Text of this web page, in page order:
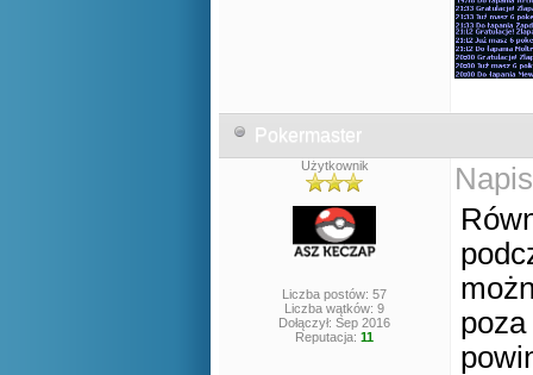
Pokermaster
Użytkownik
Liczba postów: 57
Liczba wątków: 9
Dołączył: Sep 2016
Reputacja: 11